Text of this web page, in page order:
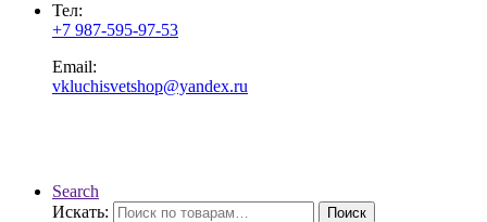
Тел:
+7 987-595-97-53
Email:
vkluchisvetshop@yandex.ru
Search
Искать:
Поиск